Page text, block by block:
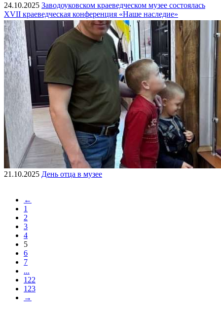
24.10.2025 Заводоуковском краеведческом музее состоялась
XVII краеведческая конференция «Наше наследие»
21.10.2025 День отца в музее
←
1
2
3
4
5
6
7
...
122
123
→